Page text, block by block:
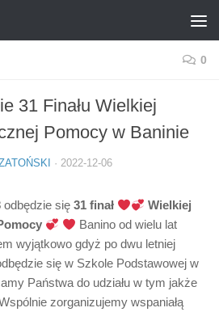
0
31 Finału Wielkiej
Pomocy w Baninie
· 2022-12-06
odbędzie się 31 finał
Wielkiej
Banino od wielu lat
wyjątkowo gdyż po dwu letniej
się w Szkole Podstawowej w
Państwa do udziału w tym jakże
zorganizujemy wspaniałą